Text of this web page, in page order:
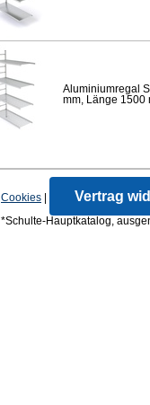
Aluminiumregal
mm, Länge 1500
Cookies Vertrag
*Schulte-Hauptkatalog,